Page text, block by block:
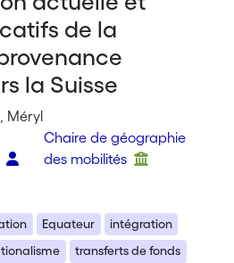
de la
la Suisse
Méryl
Chaire de géographie
des mobilités
Equateur
intégration
transferts de fonds